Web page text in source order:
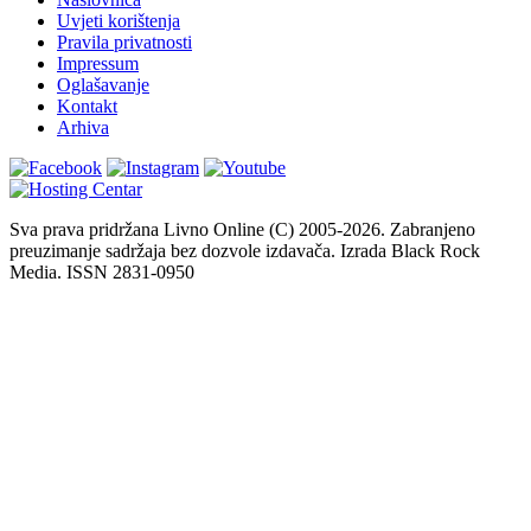
Uvjeti korištenja
Pravila privatnosti
Impressum
Oglašavanje
Kontakt
Arhiva
Sva prava pridržana Livno Online (C) 2005-2026. Zabranjeno
preuzimanje sadržaja bez dozvole izdavača. Izrada Black Rock
Media. ISSN 2831-0950